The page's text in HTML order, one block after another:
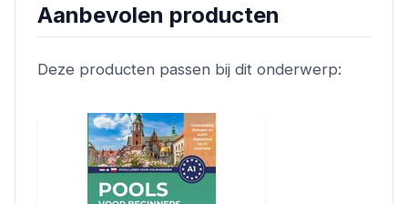
Aanbevolen producten
Deze producten passen bij dit onderwerp: